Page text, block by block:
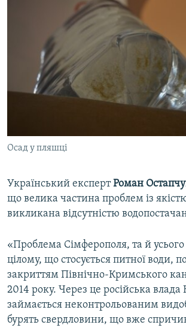
Осад у пляшці
Український експертРоман
що велика частина проблем із
викликана відсутністю
«Проблема Сімферополя, та й
цілому, що стосується питної води,
закриттям Північно-Кримського
2014 року. Через це російська
займається неконтрольованим
бурять свердловини, що вже